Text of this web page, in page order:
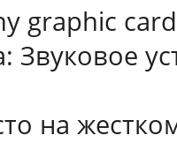
graphic
Звуковое
на